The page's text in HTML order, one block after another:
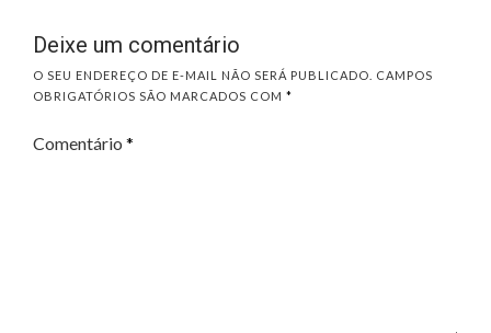
Deixe um comentário
O SEU ENDEREÇO DE E-MAIL NÃO SERÁ PUBLICADO.
CAMPOS
OBRIGATÓRIOS SÃO MARCADOS COM *
Comentário *